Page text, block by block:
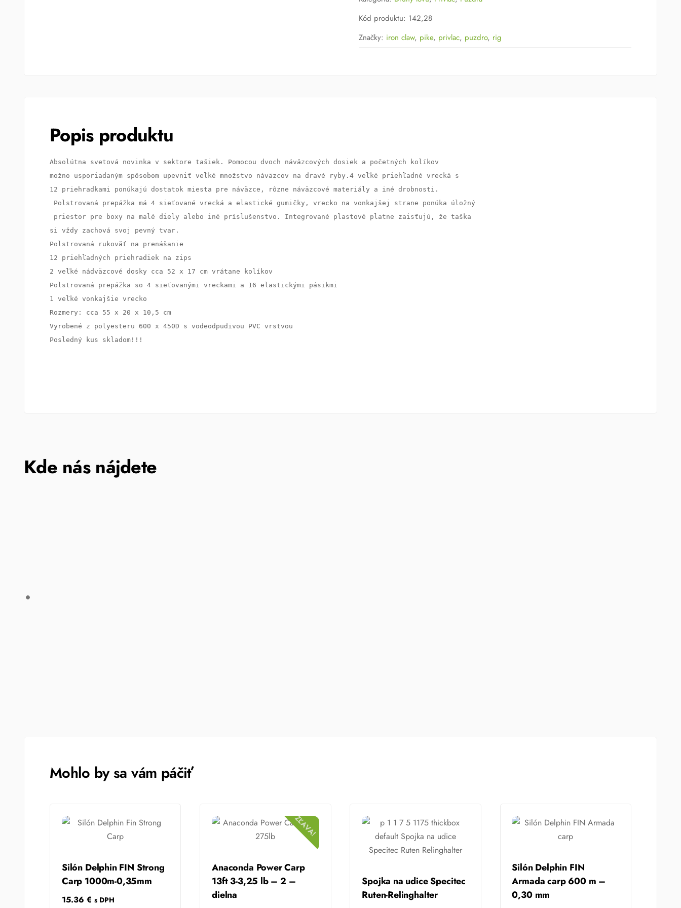
Rig
Kód produktu: 142,28
Značky: iron claw, pike, privlac, puzdro, rig
Popis produktu
Absolútna svetová novinka v sektore tašiek. Pomocou dvoch náväzcových dosiek a početných kolíkov
možno usporiadaným spôsobom upevniť veľké množstvo náväzcov na dravé ryby.4 veľké priehľadné vrecká s
12 priehradkami ponúkajú dostatok miesta pre náväzce, rôzne náväzcové materiály a iné drobnosti.
Polstrovaná prepážka má 4 sieťované vrecká a elastické gumičky, vrecko na vonkajšej strane ponúka úložný
priestor pre boxy na malé diely alebo iné príslušenstvo. Integrované plastové platne zaisťujú, že taška
Polstrovaná rukoväť na prenášanie
12 priehľadných priehradiek na zips
Polstrovaná prepážka so 4 sieťovanými vreckami a 16 elastickými pásikmi
1 veľké vonkajšie vrecko
Rozmery: cca 55 x 20 x 10,5 cm
Vyrobené z polyesteru 600 x 450D s vodeodpudivou PVC vrstvou
Posledný kus skladom!!!
Kde nás nájdete
Mohlo by sa vám páčiť
Silón Delphin FIN Strong
Carp 1000m-0,35mm
15.36 € s DPH
ZĽAVA!
Anaconda Power Carp
13ft 3-3,25 lb – 2 –
dielna
Spojka na udice Specitec
Ruten-Relinghalter
Silón Delphin FIN
Armada carp 600 m –
0,30 mm